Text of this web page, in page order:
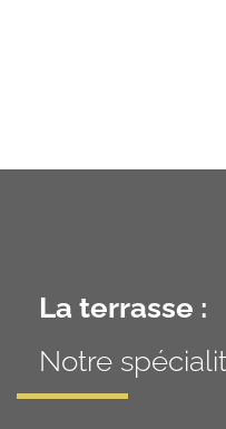
La terrasse :
Notre